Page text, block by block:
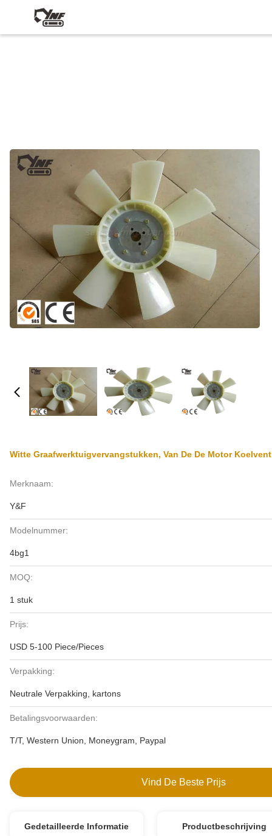
Witte Graafwerktuigvervangstukken, Van De De Motor
Merknaam:
Y&F
Modelnummer:
4bg1
MOQ:
1 stuk
Prijs:
USD 5-100 Piece/Pieces
Verpakking:
Neutrale Verpakking, kartons
Betalingsvoorwaarden:
T/T, Western Union, Moneygram, Paypal
Vind De Beste Prijs
Gedetailleerde Informatie Productbeschrijving